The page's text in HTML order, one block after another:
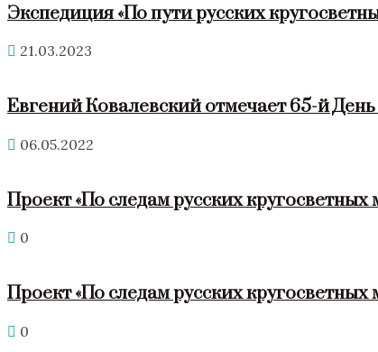
Экспедиция «По пути русских
21.03.2023
Евгений Ковалевский отмечает 65-й
06.05.2022
Проект «По следам русских кругосветных
0
Проект «По следам русских кругосветных
0